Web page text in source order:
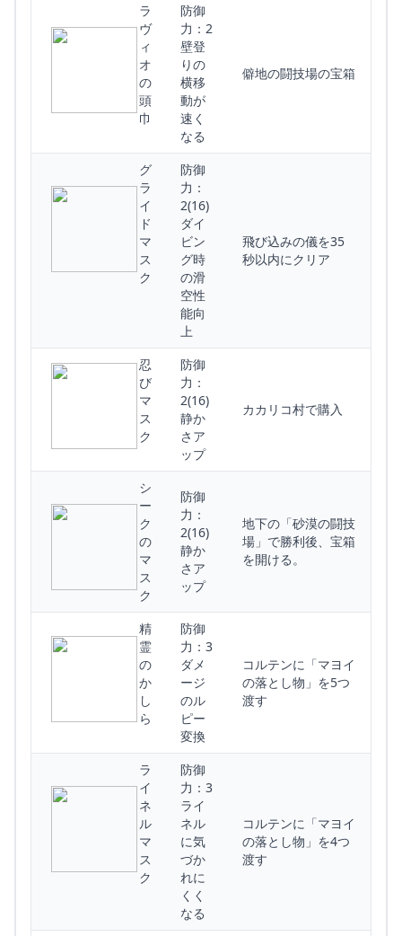
ラ
ヴ
ィ
オ
の
頭
巾
防御
力：2
壁登
りの
横移
動が
速く
なる
僻地の闘技場の宝箱
グ
ラ
イ
ド
マ
ス
ク
防御
力：
2(16)
ダイ
ビン
グ時
の滑
空性
能向
上
飛び込みの儀を35
秒以内にクリア
忍
び
マ
ス
ク
防御
力：
2(16)
静か
さア
ップ
カカリコ村で購入
シ
ー
ク
の
マ
ス
ク
防御
力：
2(16)
静か
さア
ップ
地下の「砂漠の闘技
場」で勝利後、宝箱
を開ける。
精
霊
の
か
し
ら
防御
力：3
ダメ
ージ
のル
ピー
変換
コルテンに「マヨイ
の落とし物」を5つ
渡す
ラ
イ
ネ
ル
マ
ス
ク
防御
力：3
ライ
ネル
に気
づか
れに
くく
なる
コルテンに「マヨイ
の落とし物」を4つ
渡す